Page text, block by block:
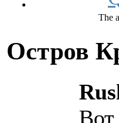
The
Остров
Вот